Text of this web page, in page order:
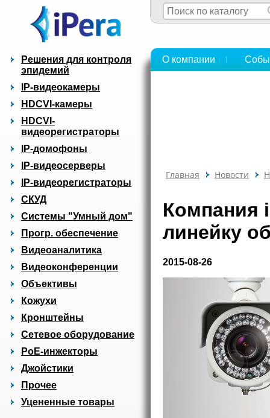
Решения для контроля
эпидемий
IP-видеокамеры
HDCVI-камеры
HDCVI-
видеорегистраторы
IP-домофоны
IP-видеосерверы
IP-видеорегистраторы
СКУД
Системы "Умный дом"
Прогр. обеспечение
Видеоаналитика
Видеоконференции
Объективы
Кожухи
Кронштейны
Сетевое оборудование
PoE-инжекторы
Джойстики
Прочее
Уцененные товары
О компании
Главная Новости
Компания
линейку
2015-08-26